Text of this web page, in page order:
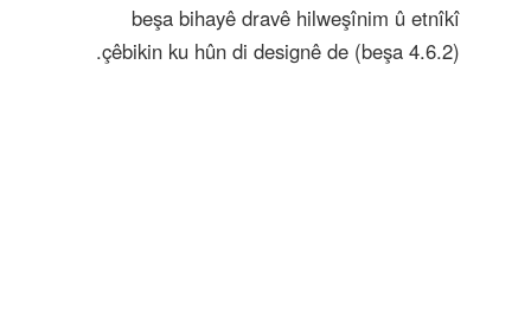
beşa bihayê dravê hilweşînim û etnîkî
çêbikin ku hûn di designê de (beşa 4.6.2).